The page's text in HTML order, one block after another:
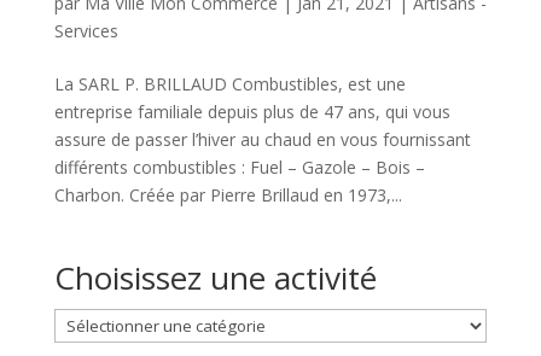
Services
La SARL P. BRILLAUD Combustibles, est une
entreprise familiale depuis plus de 47 ans, qui vous
assure de passer l’hiver au chaud en vous fournissant
différents combustibles : Fuel – Gazole – Bois –
Charbon. Créée par Pierre Brillaud en 1973,...
Choisissez une activité
Choisissez
une